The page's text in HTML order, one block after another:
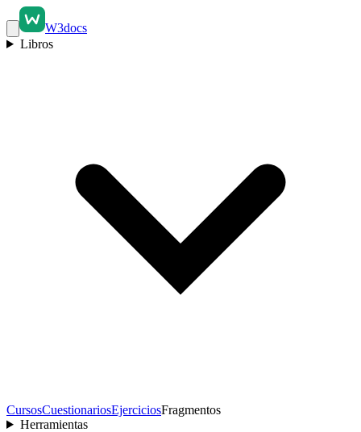
W3docs
Libros
CursosCuestionariosEjerciciosFragmentos
Herramientas